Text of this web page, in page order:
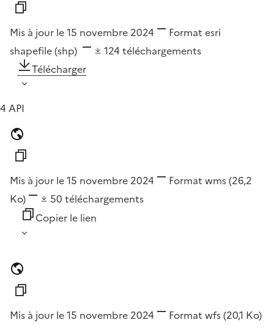
Mis à jour le 15 novembre 2024 Format esri
shapefile (shp)
124 téléchargements
Télécharger
4 API
Mis à jour le 15 novembre 2024 Format wms(26,2
Ko)
50 téléchargements
Copier le lien
Mis à jour le 15 novembre 2024 Format wfs(20,1 Ko)